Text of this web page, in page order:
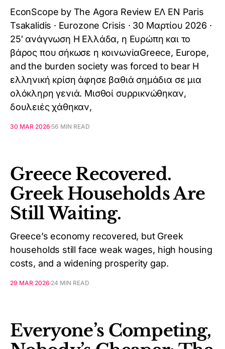
EconScope by The Agora Review ΕΛ EN Paris
Tsakalidis · Eurozone Crisis · 30 Μαρτίου 2026 ·
25′ ανάγνωση Η Ελλάδα, η Ευρώπη και το
βάρος που σήκωσε η κοινωνίαGreece, Europe,
and the burden society was forced to bear Η
ελληνική κρίση άφησε βαθιά σημάδια σε μια
ολόκληρη γενιά. Μισθοί συρρικνώθηκαν,
δουλειές χάθηκαν,
30 MAR 2026 56 MIN READ
Greece Recovered.
Greek Households Are
Still Waiting.
Greece’s economy recovered, but Greek
households still face weak wages, high housing
costs, and a widening prosperity gap.
29 MAR 2026 24 MIN READ
Everyone’s Competing,